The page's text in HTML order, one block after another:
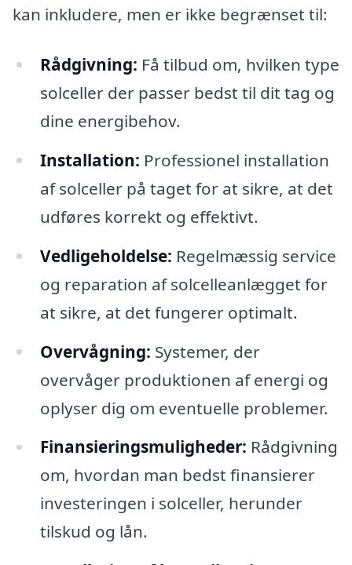
kan inkludere, men er ikke begrænset til:
Rådgivning: Få tilbud om, hvilken type
solceller der passer bedst til dit tag og
dine energibehov.
Installation: Professionel installation
af solceller på taget for at sikre, at det
udføres korrekt og effektivt.
Vedligeholdelse: Regelmæssig service
og reparation af solcelleanlægget for
at sikre, at det fungerer optimalt.
Overvågning: Systemer, der
overvåger produktionen af energi og
oplyser dig om eventuelle problemer.
Finansieringsmuligheder: Rådgivning
om, hvordan man bedst finansierer
investeringen i solceller, herunder
tilskud og lån.